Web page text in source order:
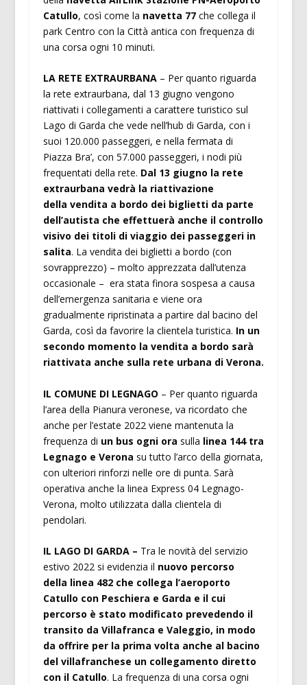
Catullo, così come la navetta 77che collega il
park Centro con la Città antica con frequenza di
una corsa ogni 10 minuti.
LA RETE EXTRAURBANA– Per quanto riguarda
la rete extraurbana, dal 13 giugno vengono
riattivati i collegamenti a carattere turistico sul
Lago di Garda che vede nell’hub di Garda, con i
suoi 120.000 passeggeri, e nella fermata di
Piazza Bra’, con 57.000 passeggeri, i nodi più
frequentati della rete. Dal 13 giugno la rete
extraurbana vedrà la riattivazione
della vendita a bordo dei biglietti da parte
dell’autista che effettuerà anche il controllo
visivo dei titoli di viaggio dei passeggeri in
salita. La vendita dei biglietti a bordo (con
sovrapprezzo) – molto apprezzata dall’utenza
occasionale – era stata finora sospesa a causa
dell’emergenza sanitaria e viene ora
gradualmente ripristinata a partire dal bacino del
Garda, così da favorire la clientela turistica. In un
secondo momento la vendita a bordo sarà
riattivata anche sulla rete urbana di Verona.
IL COMUNE DI LEGNAGO – Per quanto riguarda
l’area della Pianura veronese, va ricordato che
anche per l’estate 2022 viene mantenuta la
frequenza di un bus ogni ora sulla linea 144 tra
Legnago e Verona su tutto l’arco della giornata,
con ulteriori rinforzi nelle ore di punta. Sarà
operativa anche la linea Express 04 Legnago-
Verona, molto utilizzata dalla clientela di
pendolari.
IL LAGO DI GARDA – Tra le novità del servizio
estivo 2022 si evidenzia il nuovo percorso
della linea 482 che collega l’aeroporto
Catullo con Peschiera e Garda e il cui
percorso è stato modificato prevedendo il
transito da Villafranca e Valeggio, in modo
da offrire per la prima volta anche al bacino
del villafranchese un collegamento diretto
con il Catullo. La frequenza di una corsa ogni